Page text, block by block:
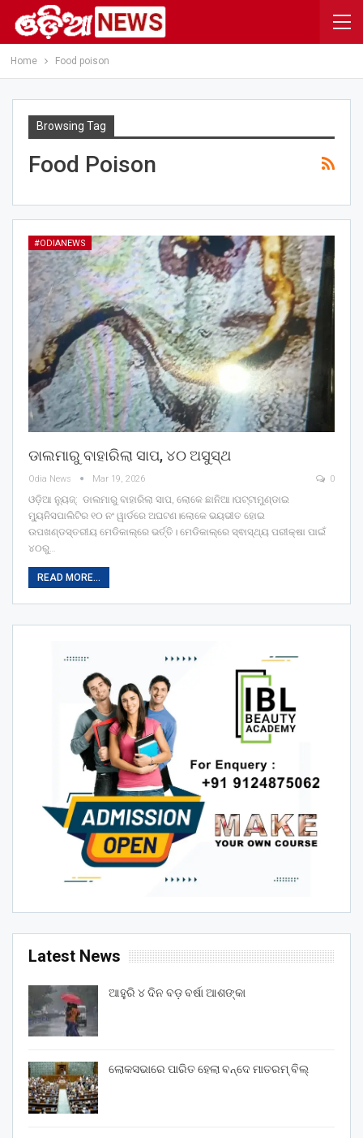
Home Food poison
Browsing Tag
Food Poison
#ODIANEWS
ଡାଲମାରୁ ବାହାରିଲା ସାପ, ୪୦ ଅସୁସ୍ଥ
Odia News Mar 19, 2026 0
ଓଡ଼ିଆ ନ୍ୟୁଜ୍: ଡାଲମାରୁ ବାହାରିଲା ସାପ, ଲୋକେ ଛାନିଆ।ପଟ୍ଟାମୁଣ୍ଡାଇ
ମ୍ୟୁନିସପାଲିଟିର ୧୦ ନଂ ୱାର୍ଡରେ ଅଘଟଣ।ଲୋକେ ଭୟଭୀତ ହୋଇ
ଉପଖଣ୍ଡସ୍ତରୀୟ ମେଡିକାଲ୍‌ରେ ଭର୍ତ୍ତି। ମେଡିକାଲ୍‌ରେ ସ୍ଵାସ୍ଥ୍ୟ ପରୀକ୍ଷା ପାଇଁ
୪୦ରୁ…
READ MORE...
Latest News
ଆହୁରି ୪ ଦିନ ବଡ଼ ବର୍ଷା ଆଶଙ୍କା
ଲୋକସଭାରେ ପାରିତ ହେଲା ବନ୍ଦେ ମାତରମ୍‌ ବିଲ୍‌